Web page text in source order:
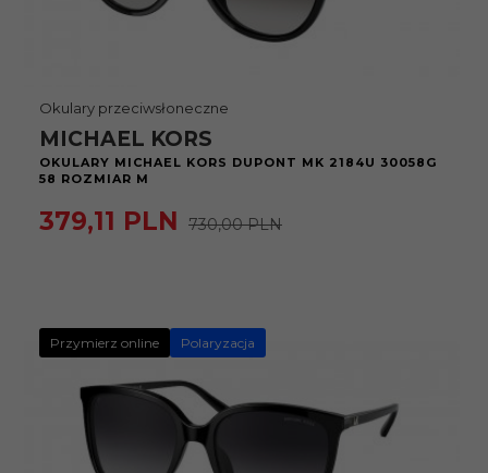
Okulary przeciwsłoneczne
MICHAEL KORS
OKULARY MICHAEL KORS DUPONT MK 2184U 30058G
58 ROZMIAR M
379,11 PLN 730,00 PLN
Przymierz online Polaryzacja